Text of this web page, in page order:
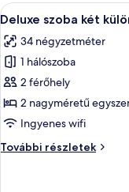
A
következő
szoba
összes
képének
megtekintése:
Deluxe
két
20
Deluxe szoba két
34 négyzetméter
1 hálószoba
2 férőhely
2 nagyméretű
Ingyenes wifi
További részletek
Deluxe